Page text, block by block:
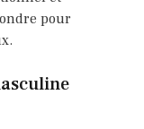
pour